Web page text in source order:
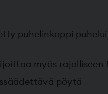
puhelinkoppi
myös rajalliseen
pöytä